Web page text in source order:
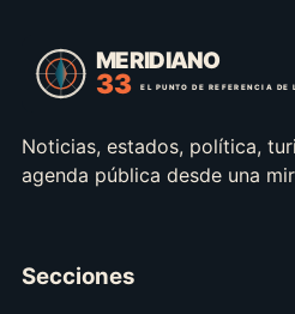
Noticias, estados, política,
agenda pública desde una
Secciones